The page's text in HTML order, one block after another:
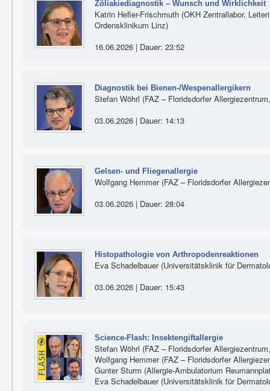
Zöliakiediagnostik – Wunsch und Wirklichkeit
Katrin Hefler-Frischmuth (OKH Zentrallabor,
Ordensklinikum Linz)
16.06.2026 | Dauer: 23:52
Diagnostik bei Bienen-/Wespenallergikern
Stefan Wöhrl (FAZ – Floridsdorfer
03.06.2026 | Dauer: 14:13
Gelsen- und Fliegenallergie
Wolfgang Hemmer (FAZ – Floridsdorfer
03.06.2026 | Dauer: 28:04
Histopathologie von Arthropodenreaktionen
Eva Schadelbauer (Universitätsklinik für
03.06.2026 | Dauer: 15:43
Science-Flash: Insektengiftallergie
Stefan Wöhrl (FAZ – Floridsdorfer
Wolfgang Hemmer (FAZ – Floridsdorfer
Gunter Sturm (Allergie-Ambulatorium
Eva Schadelbauer (Universitätsklinik für